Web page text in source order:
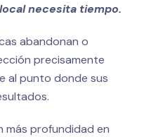
necesita tiempo.
abandonan o
precisamente
al punto donde sus
más profundidad en